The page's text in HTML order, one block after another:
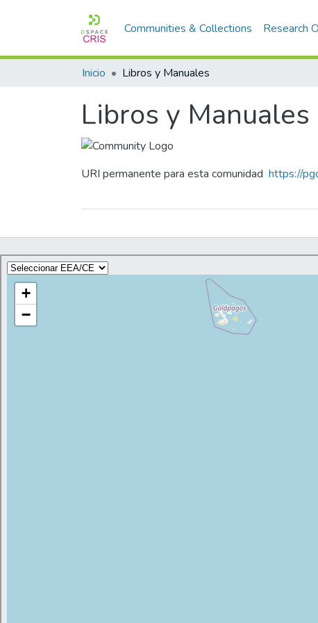
Communities & Collections Research
Inicio Libros y Manuales
Libros y Manuales
URI permanente para esta comunidad https://